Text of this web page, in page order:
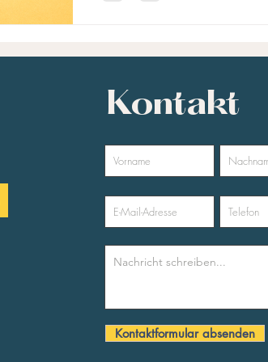
Kontakt
Kontaktformular absenden